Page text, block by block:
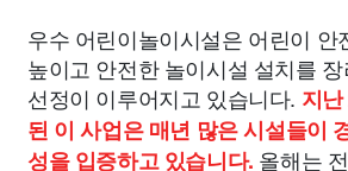
우수 어린이놀이시설은 어린이 안
높이고 안전한 놀이시설 설치를
선정이 이루어지고 있습니다. 지
된 이 사업은 매년 많은 시설들이
성을 입증하고 있습니다. 올해는